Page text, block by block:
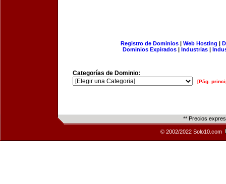
Registro de Dominios| Web Hosting |
Dominios Expirados | Industrias |
Categorías de Dominio:
[Pág.
** Precios
© 2002/2022 Solo10.com